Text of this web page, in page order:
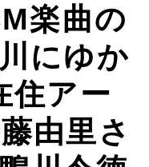
楽曲の
にゆか
住アー
由里さ